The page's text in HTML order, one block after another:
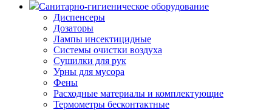
Санитарно-гигиеническое оборудование
Диспенсеры
Дозаторы
Лампы инсектицидные
Системы очистки воздуха
Сушилки для рук
Урны для мусора
Фены
Расходные материалы и комплектующие
Термометры бесконтактные